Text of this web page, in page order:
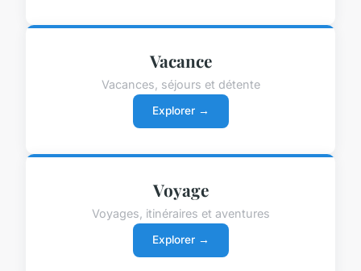
Vacance
Vacances, séjours et détente
Explorer →
Voyage
Voyages, itinéraires et aventures
Explorer →